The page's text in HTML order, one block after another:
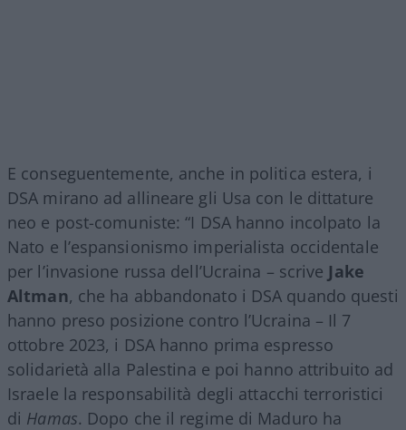
E conseguentemente, anche in politica estera, i
DSA mirano ad allineare gli Usa con le dittature
neo e post-comuniste: “I DSA hanno incolpato la
Nato e l’espansionismo imperialista occidentale
per l’invasione russa dell’Ucraina – scrive Jake
Altman, che ha abbandonato i DSA quando questi
hanno preso posizione contro l’Ucraina – Il 7
ottobre 2023, i DSA hanno prima espresso
solidarietà alla Palestina e poi hanno attribuito ad
Israele la responsabilità degli attacchi terroristici
di Hamas. Dopo che il regime di Maduro ha